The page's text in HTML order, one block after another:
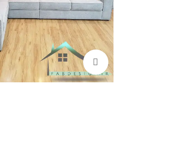
بزرگنمایی تصویر